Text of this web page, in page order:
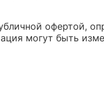
офертой,
могут быть